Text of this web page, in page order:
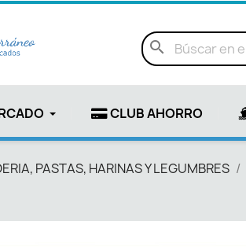
search
CLUB AHORRO
PASTAS, HARINAS Y LEGUMBRES